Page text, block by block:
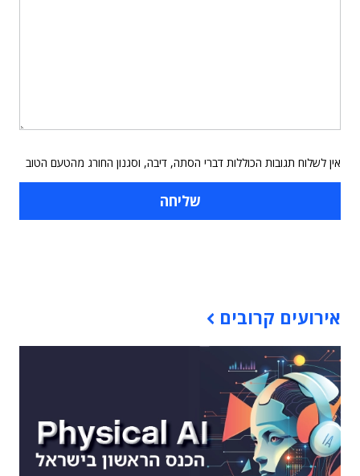
אין לשלוח תגובות הכוללות דברי הסתה, דיבה, וסגנון החורג מהטעם הטוב
אירועים קרובים